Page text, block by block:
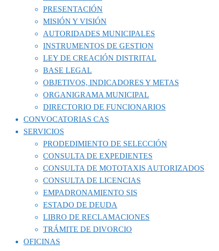
PRESENTACIÓN
MISIÓN Y VISIÓN
AUTORIDADES MUNICIPALES
INSTRUMENTOS DE GESTION
LEY DE CREACIÓN DISTRITAL
BASE LEGAL
OBJETIVOS, INDICADORES Y METAS
ORGANIGRAMA MUNICIPAL
DIRECTORIO DE FUNCIONARIOS
CONVOCATORIAS CAS
SERVICIOS
PRODEDIMIENTO DE SELECCIÓN
CONSULTA DE EXPEDIENTES
CONSULTA DE MOTOTAXIS AUTORIZADOS
CONSULTA DE LICENCIAS
EMPADRONAMIENTO SIS
ESTADO DE DEUDA
LIBRO DE RECLAMACIONES
TRÁMITE DE DIVORCIO
OFICINAS